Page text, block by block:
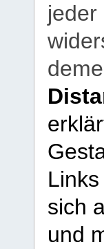
jeder
sich
und